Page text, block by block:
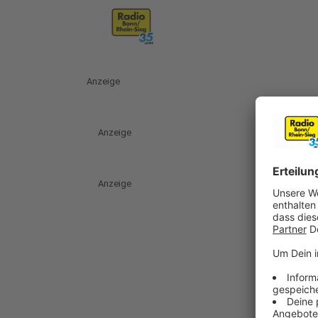
Anzeige
Anzeige
Anzeige